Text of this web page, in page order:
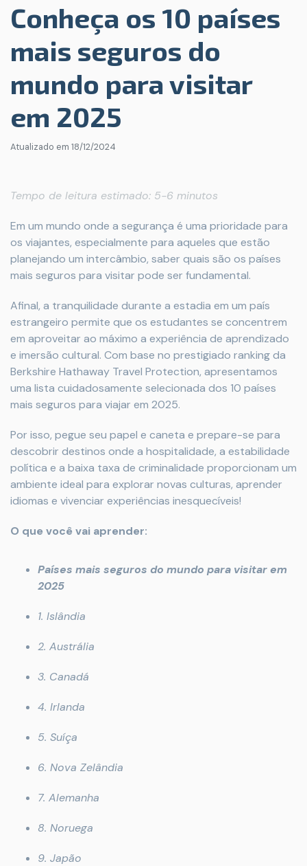
Conheça os 10 países
mais seguros do
mundo para visitar
em 2025
Atualizado em 18/12/2024
Tempo de leitura estimado: 5-6 minutos
Em um mundo onde a segurança é uma prioridade para
os viajantes, especialmente para aqueles que estão
planejando um intercâmbio, saber quais são os países
mais seguros para visitar pode ser fundamental.
Afinal, a tranquilidade durante a estadia em um país
estrangeiro permite que os estudantes se concentrem
em aproveitar ao máximo a experiência de aprendizado
e imersão cultural. Com base no prestigiado ranking da
Berkshire Hathaway Travel Protection, apresentamos
uma lista cuidadosamente selecionada dos 10 países
mais seguros para viajar em 2025.
Por isso, pegue seu papel e caneta e prepare-se para
descobrir destinos onde a hospitalidade, a estabilidade
política e a baixa taxa de criminalidade proporcionam um
ambiente ideal para explorar novas culturas, aprender
idiomas e vivenciar experiências inesquecíveis!
O que você vai aprender:
Países mais seguros do mundo para visitar em
2025
1. Islândia
2. Austrália
3. Canadá
4. Irlanda
5. Suíça
6. Nova Zelândia
7. Alemanha
8. Noruega
9. Japão